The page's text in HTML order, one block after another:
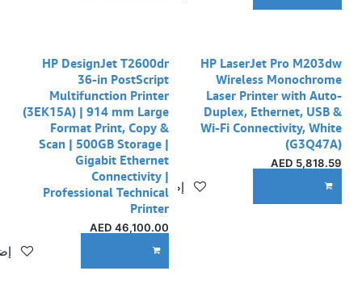
HP LaserJet Pro M203dw
Wireless Monochrome
Laser Printer with Auto-
Duplex, Ethernet, USB &
Wi-Fi Connectivity, White
(G3Q47A)
5,818.59
إضافة إلى قائمة الأمنيات
نفدت الكمية
HP DesignJet T2600dr
36-in PostScript
Multifunction Printer
(3EK15A) | 914 mm Large
Format Print, Copy &
Scan | 500GB Storage |
Gigabit Ethernet
Connectivity |
Professional Technical
Printer
46,100.00
AED